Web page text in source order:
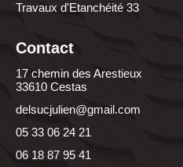
Travaux d'Etanchéité 33
Contact
17 chemin des Arestieux
33610 Cestas
delsucjulien@gmail.com
05 33 06 24 21
06 18 87 95 41